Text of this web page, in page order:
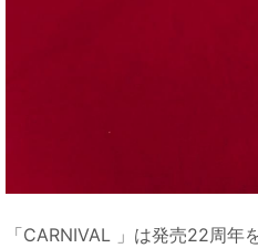
「CARNIVAL 」は発売22周年